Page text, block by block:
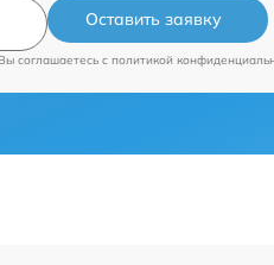
Оставить заявку
соглашаетесь c политикой